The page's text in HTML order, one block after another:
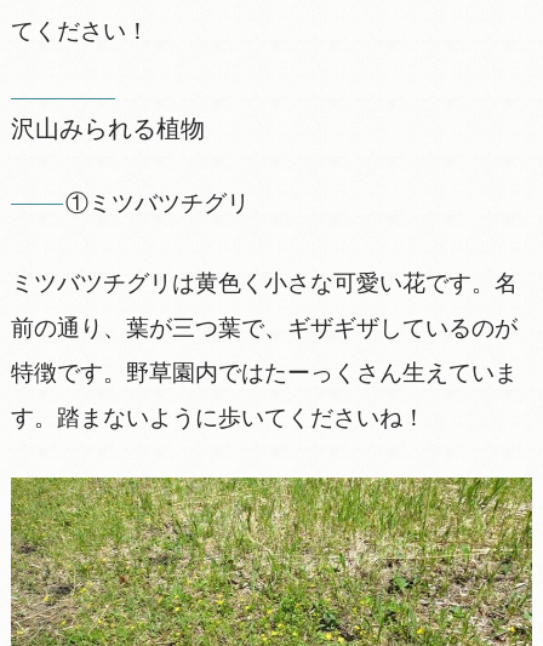
てください！
沢山みられる植物
①ミツバツチグリ
ミツバツチグリは黄色く小さな可愛い花です。名
前の通り、葉が三つ葉で、ギザギザしているのが
特徴です。野草園内ではたーっくさん生えていま
す。踏まないように歩いてくださいね！